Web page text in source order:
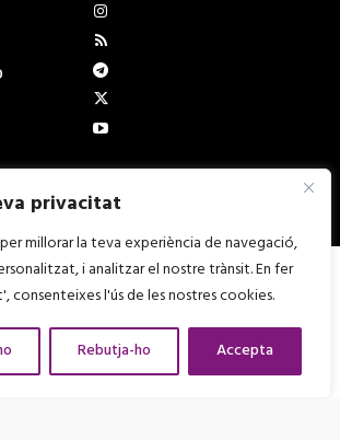
privacitat
millorar la teva experiència de navegació,
i analitzar el nostre trànsit. En fer
consenteixes l'ús de les nostres cookies.
Rebutja-ho Accepta
Amb el suport de